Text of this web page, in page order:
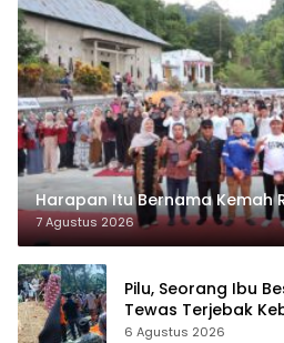
Harapan Itu Bernama Kemah
7 Agustus 2026
Pilu, Seorang Ibu
Tewas Terjebak
6 Agustus 2026